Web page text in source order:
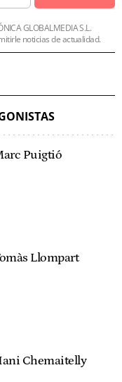
GLOBALMEDIA S.L.
noticias de actualidad.
Puigtió
Llompart
Chemaitelly